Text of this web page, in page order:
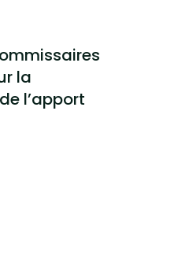
la
l’apport